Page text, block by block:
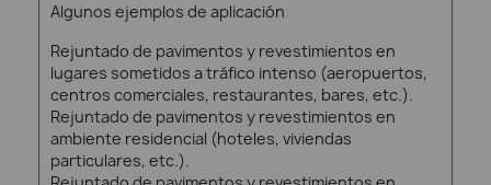
Algunos ejemplos de aplicación
Rejuntado de pavimentos y revestimientos en
lugares sometidos a tráfico intenso (aeropuertos,
centros comerciales, restaurantes, bares, etc.).
Rejuntado de pavimentos y revestimientos en
ambiente residencial (hoteles, viviendas
particulares, etc.).